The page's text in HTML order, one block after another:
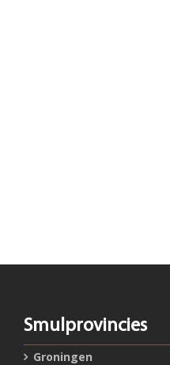
Smulprovincies
Groningen